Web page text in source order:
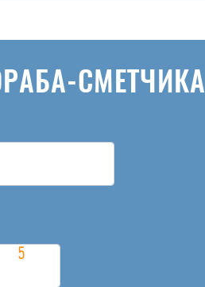
СМЕТЧИКА